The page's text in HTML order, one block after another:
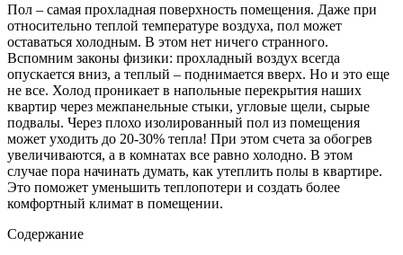
Пол – самая прохладная поверхность помещения. Даже при
относительно теплой температуре воздуха, пол может
оставаться холодным. В этом нет ничего странного.
Вспомним законы физики: прохладный воздух всегда
опускается вниз, а теплый – поднимается вверх. Но и это еще
не все. Холод проникает в напольные перекрытия наших
квартир через межпанельные стыки, угловые щели, сырые
подвалы. Через плохо изолированный пол из помещения
может уходить до 20-30% тепла! При этом счета за обогрев
увеличиваются, а в комнатах все равно холодно. В этом
случае пора начинать думать, как утеплить полы в квартире.
Это поможет уменьшить теплопотери и создать более
комфортный климат в помещении.
Содержание